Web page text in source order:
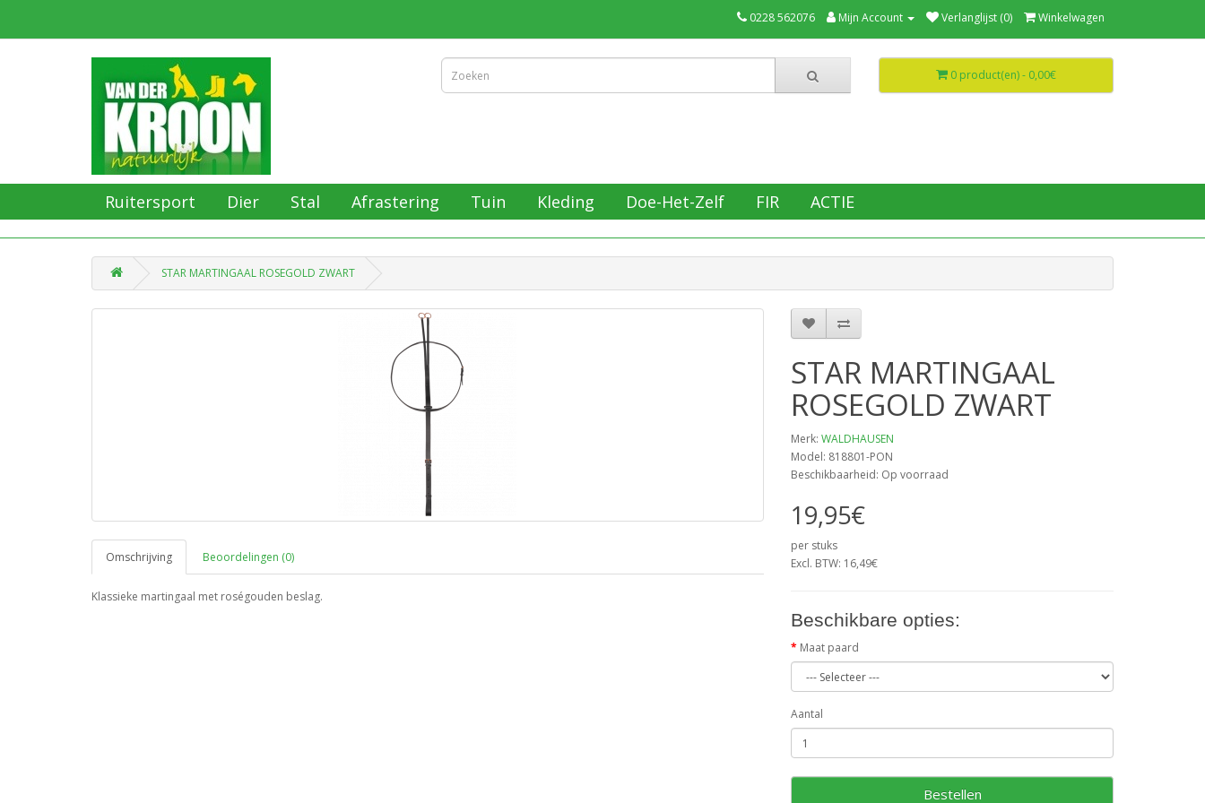
0228 562076 Mijn Account Verlanglijst (0) Winkelwagen
0 product(en) - 0,00€
Ruitersport Dier Stal Afrastering Tuin Kleding Doe-Het-Zelf FIR ACTIE
STAR MARTINGAAL ROSEGOLD ZWART
Omschrijving Beoordelingen (0)
Klassieke martingaal met roségouden beslag.
STAR MARTINGAAL
ROSEGOLD ZWART
Merk: WALDHAUSEN
Model: 818801-PON
Beschikbaarheid: Op voorraad
19,95€
per stuks
Excl. BTW: 16,49€
Beschikbare opties:
Maat paard
Aantal
Bestellen